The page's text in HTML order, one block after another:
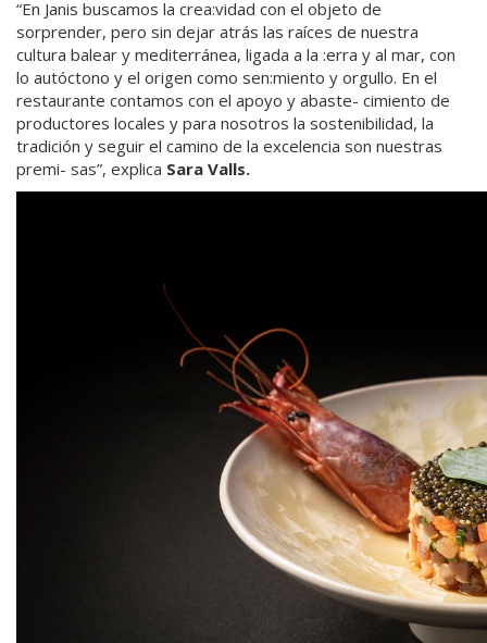
“En Janis buscamos la crea:vidad con el objeto de
sorprender, pero sin dejar atrás las raíces de nuestra
cultura balear y mediterránea, ligada a la :erra y al mar, con
lo autóctono y el origen como sen:miento y orgullo. En el
restaurante contamos con el apoyo y abaste- cimiento de
productores locales y para nosotros la sostenibilidad, la
tradición y seguir el camino de la excelencia son nuestras
premi- sas”, explica Sara Valls.